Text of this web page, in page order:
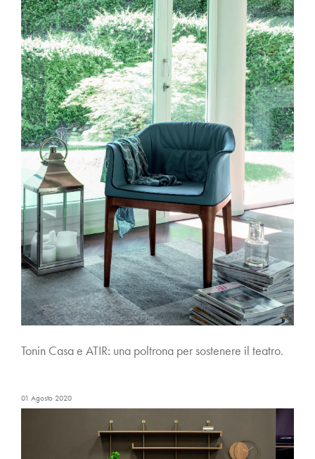
Tonin Casa e ATIR: una poltrona per sostenere il teatro.
01 Agosto 2020